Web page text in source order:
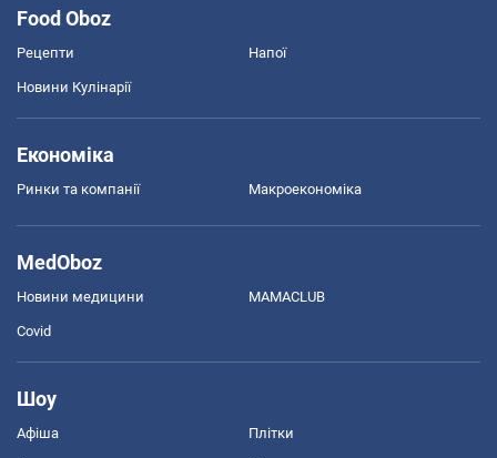
Food Oboz
Рецепти Напої
Новини Кулінарії
Економіка
Ринки та компанії Макроекономіка
MedOboz
Новини медицини MAMACLUB
Covid
Шоу
Афіша Плітки